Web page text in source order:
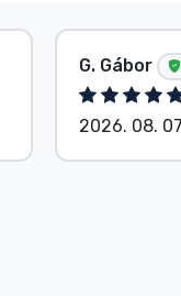
G. Gábor
2026. 08.